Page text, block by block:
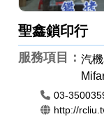
聖鑫鎖印行
服務項目：汽
卡
車
03-
http://